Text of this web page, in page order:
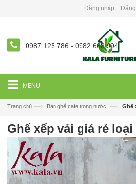
Đăng nhập Đăng
0987.125.786 - 0982.668.994
MENU
Trang chủ —› Bàn ghế cafe trong nước —› Ghế
Ghế xếp vải giá rẻ